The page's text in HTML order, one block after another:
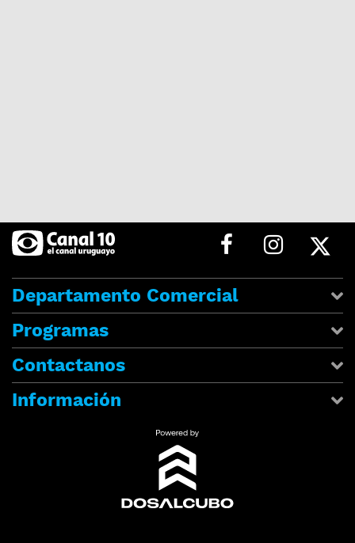
Departamento Comercial
Programas
Contactanos
Información